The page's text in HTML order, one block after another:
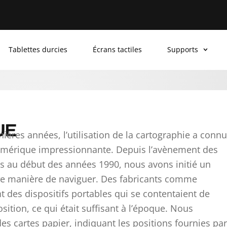
Tablettes durcies Écrans tactiles Supports
années, l’utilisation de la cartographie a connu
impressionnante. Depuis l’avènement des
au début des années 1990, nous avons initié un
manière de naviguer. Des fabricants comme
des dispositifs portables qui se contentaient de
ce qui était suffisant à l’époque. Nous
cartes papier, indiquant les positions fournies